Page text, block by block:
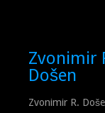
Zvonimir
Došen
Zvonimir R.